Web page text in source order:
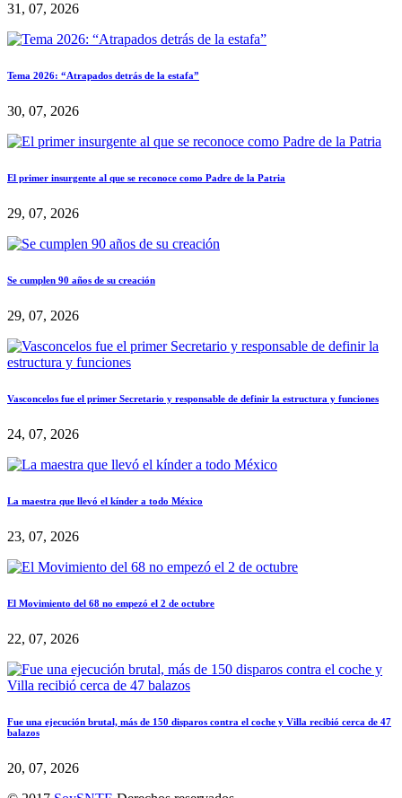
31, 07, 2026
Tema 2026: “Atrapados detrás de la estafa”
30, 07, 2026
El primer insurgente al que se reconoce como Padre de la Patria
29, 07, 2026
Se cumplen 90 años de su creación
29, 07, 2026
Vasconcelos fue el primer Secretario y responsable de definir la estructura y funciones
24, 07, 2026
La maestra que llevó el kínder a todo México
23, 07, 2026
El Movimiento del 68 no empezó el 2 de octubre
22, 07, 2026
Fue una ejecución brutal, más de 150 disparos contra el coche y Villa recibió cerca de 47
balazos
20, 07, 2026